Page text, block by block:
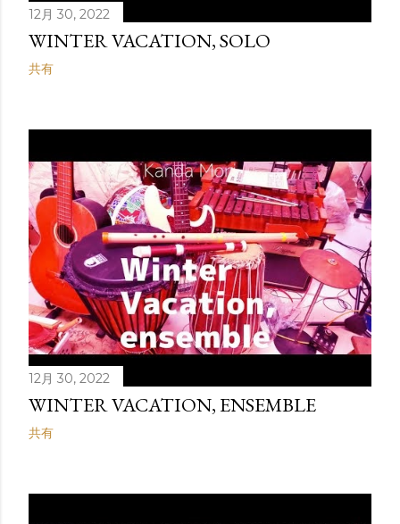
12月 30, 2022
WINTER VACATION, SOLO
共有
12月 30, 2022
WINTER VACATION, ENSEMBLE
共有